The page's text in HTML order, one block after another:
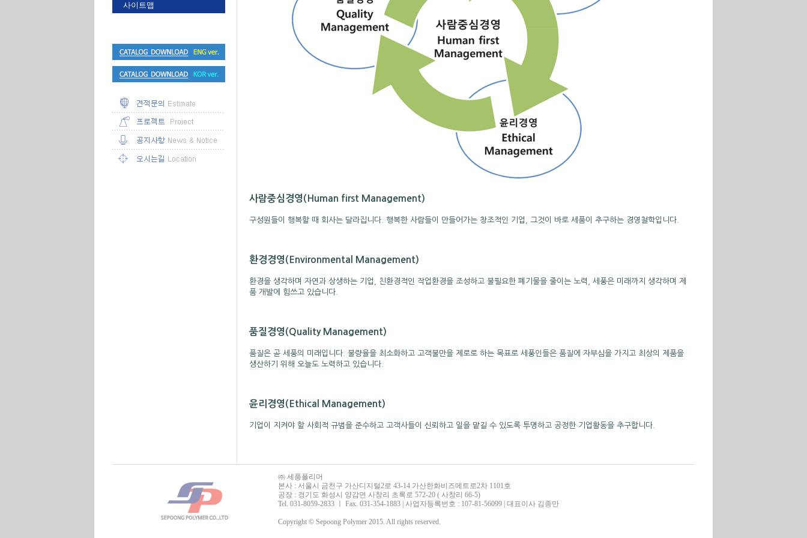
사이트맵
사람중심경영(Human first Management)
구성원들이 행복할 때 회사는 달라집니다. 행복한 사람들이 만들어가는 창조적인 기업, 그것이 바로 세품이 추구하는 경영철학입니다.
환경경영(Environmental Management)
환경을 생각하며 자연과 상생하는 기업, 친환경적인 작업환경을 조성하고 불필요한 폐기물을 줄이는 노력, 세풍은 미래까지 생각하며 제
품 개발에 힘쓰고 있습니다.
품질경영(Quality Management)
품질은 곧 세풍의 미래입니다. 불량율을 최소화하고 고객불만을 제로로 하는 목표로 세풍인들은 품질에 자부심을 가지고 최상의 제품을
생산하기 위해 오늘도 노력하고 있습니다.
윤리경영(Ethical Management)
기업이 지켜야 할 사회적 규범을 준수하고 고객사들이 신뢰하고 일을 맡길 수 있도록 투명하고 공정한 기업활동을 추구합니다.
㈜ 세풍폴리머
본사 : 서울시 금천구 가산디지털2로 43-14 가산한화비즈메트로2차 1101호
공장 : 경기도 화성시 양감면 사창리 초록로 572-20 ( 사창리 66-5)
Tel. 031-8059-2833 ㅣ Fax. 031-354-1883 | 사업자등록번호 : 107-81-56099 | 대표이사 김종만
Copyright © Sepoong Polymer 2015. All rights reserved.